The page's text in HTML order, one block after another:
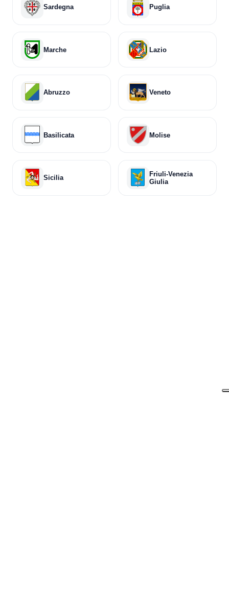
Sardegna Puglia
Marche Lazio
Abruzzo Veneto
Basilicata Molise
Sicilia
Friuli-Venezia
Giulia